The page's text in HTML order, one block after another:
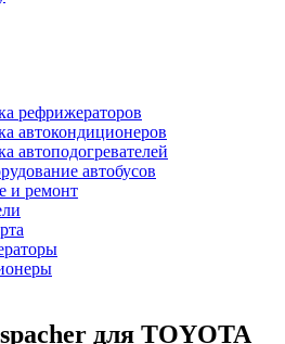
рефрижераторов
автокондиционеров
автоподогревателей
автобусов
и ремонт
для TOYOTA